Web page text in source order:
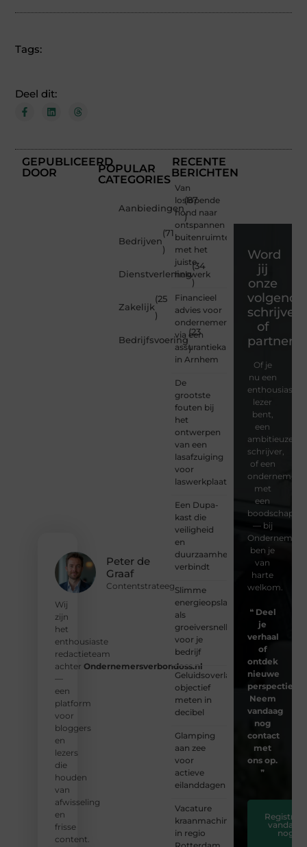
Tags:
Deel dit:
GEPUBLICEERD
DOOR
Peter de
Graaf
Contentstrateeg
Wij
zijn
het
enthousiaste
redactieteam
achter Ondernemersverbondoss.nl
—
een
platform
voor
bloggers
en
lezers
die
houden
van
afwisseling
en
frisse
content.
POPULAR
CATEGORIES
Aanbiedingen
(87
)
Bedrijven
(71
)
Dienstverlening
(34
)
Zakelijk
(25
)
Bedrijfsvoering
(23
)
RECENTE
BERICHTEN
Van
loslopende
hond naar
ontspannen
buitenruimte
met het
juiste
hekwerk
Financieel
advies voor
ondernemers
via een
assurantiekantoor
in Arnhem
De
grootste
fouten bij
het
ontwerpen
van een
lasafzuiging
voor
laswerkplaatsen
Een Dupa-
kast die
veiligheid
en
duurzaamheid
verbindt
Slimme
energieopslag
als
groeiversneller
voor je
bedrijf
Geluidsoverlast
objectief
meten in
decibel
Glamping
aan zee
voor
actieve
eilanddagen
Vacature
kraanmachinist
in regio
Word
jij
onze
volgende
schrijver
of
partner?
Of je
nu een
enthousiaste
lezer
bent,
een
ambitieuze
schrijver,
of een
ondernemer
met
een
boodschap
— bij
ben je
van
harte
welkom.
❝ Deel
je
verhaal
of
ontdek
nieuwe
Neem
vandaag
nog
contact
met
ons op.
❞
Registreer
vandaag
nog